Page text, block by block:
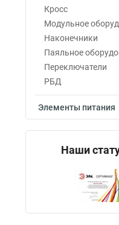
Кросс
Модульное
Наконечники
Паяльное
Переключатели
РБД
Элементы питания
Наши